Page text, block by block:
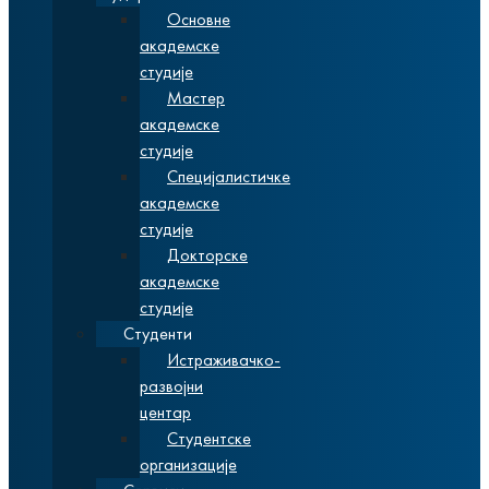
Основне
академске
студије
Мастер
академске
студије
Специјалистичке
академске
студије
Докторске
академске
студије
Студенти
Истраживачко-
развојни
центар
Студентске
организације